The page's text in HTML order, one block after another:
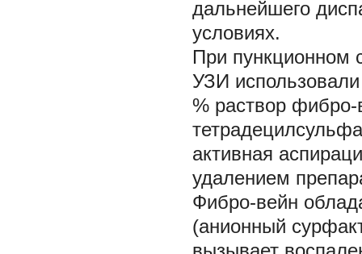
дальнейшего
условиях.
При пункционном
УЗИ
% раствор
активная
удалением
Фибро-вейн
(анионный